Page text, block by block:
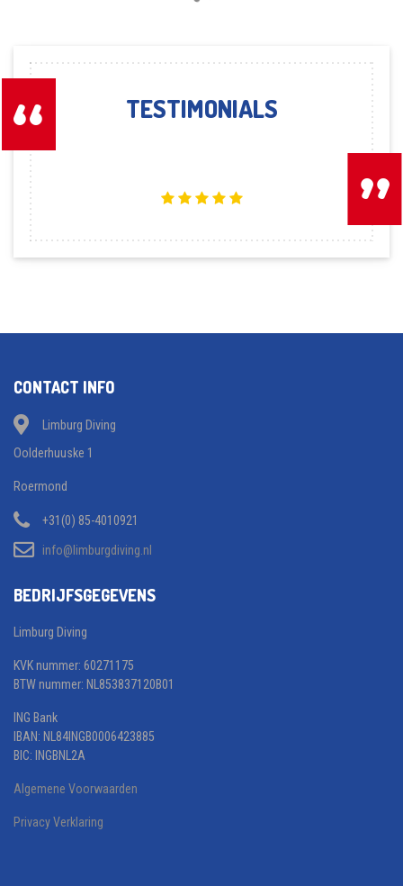
TESTIMONIALS
CONTACT INFO
Limburg Diving
Oolderhuuske 1
Roermond
+31(0) 85-4010921
info@limburgdiving.nl
BEDRIJFSGEGEVENS
Limburg Diving
KVK nummer: 60271175
BTW nummer: NL853837120B01
ING Bank
IBAN: NL84INGB0006423885
BIC: INGBNL2A
Algemene Voorwaarden
Privacy Verklaring